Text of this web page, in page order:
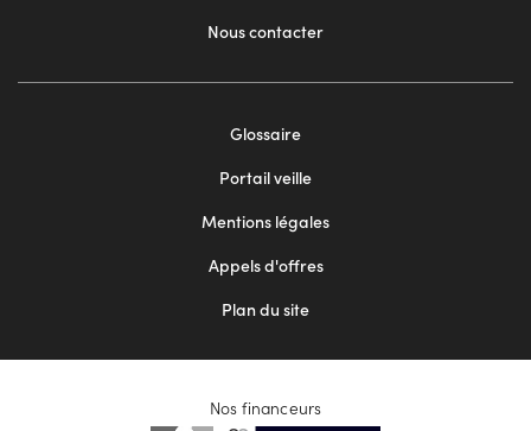
Nous contacter
Glossaire
Portail veille
Mentions légales
Appels d'offres
Plan du site
Nos financeurs